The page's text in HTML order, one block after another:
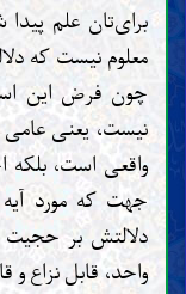
برای‌تان علم
معلوم نیست که
چون فرض این
نیست، یعنی عامی
واقعی است، بلکه
جهت که مورد
دلالتش بر
واحد، قابل نزاع